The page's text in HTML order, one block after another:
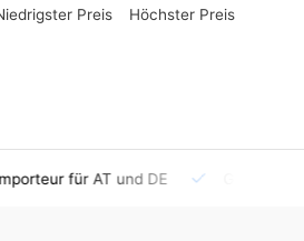
Preis Höchster Preis
AT und DE Großhandel